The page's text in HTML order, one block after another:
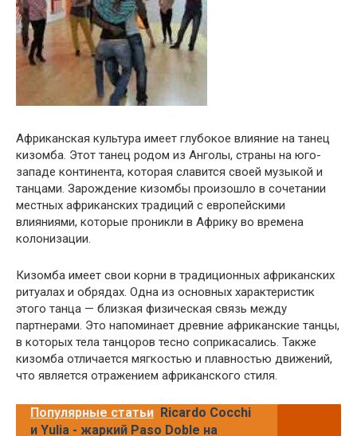
Африканская культура имеет глубокое влияние на танец
кизомба. Этот танец родом из Анголы, страны на юго-
западе континента, которая славится своей музыкой и
танцами. Зарождение кизомбы произошло в сочетании
местных африканских традиций с европейскими
влияниями, которые проникли в Африку во времена
колонизации.
Кизомба имеет свои корни в традиционных африканских
ритуалах и обрядах. Одна из основных характеристик
этого танца — близкая физическая связь между
партнерами. Это напоминает древние африканские танцы,
в которых тела танцоров тесно соприкасались. Также
кизомба отличается мягкостью и плавностью движений,
что является отражением африканского стиля.
Популярные статьи Ricardo Cocchi
и Yulia - жаркий Paso Doble на